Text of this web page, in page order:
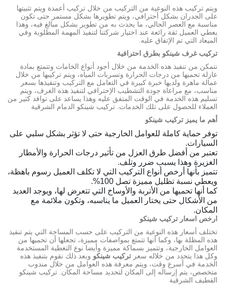
ويتم تركيب هذه النوعية من التركيب من خلال تركيب أعمدة ويتم تثبيتها
على الجدران بشكل أحترافي، ويتم تطويرها بشكل مستمر حتى تكون
مناسبة مع العصر الحالي، ما يحدث به من تطوير بشكل مبالغ فيه، وهذا
يعطي العميل ثقة رائعة عند اختيار شركتنا لتنفيذ المهمة المطلوبة وفي
الميعاد التي تم الإتفاق عليه.
تركيب غرف شينكو بطرق احترافية
نتمكن من تنفيذ هذه الخدمة من خلال أجود أنواع الخامات وتتمتع بمادة
عازلة تحميها من درجات الحرارة وتسربات المياه، ويتم تركيبها من خلال
عمالة ماهرة ولديها خبرة كبيرة في التعامل مع التركيب وتنفيذها بسعر
مناسب، مع مراعاة جودة التشطيب الإحترافي لتنفيذ هذه الغرف، ويتم
تسليم هذه الخدمة في الوقت المتفق عليه وهذا يساعد على توافد كثير من
العملاء للحصول على تلك الخدمات. تركيب شينكو الدمام الشرقية
أهم ما يميز تركيب شينكو
توفر حماية كاملة للعوامل الخارجية حتى لا تؤثر بشكل سلبي على
السيارات.
تعتبر من أفضل طرق العزل من تأثير درجات الحرارة والأمطار
الغزيرة وهذا يسبب ضرر وتلف.
تتميز بأنها أرخص أنواع التركيب التي لا تكلف العميل رسوم باهظة،
ويعطي نسبة تظليل مميزة تصل 100%.
كما أنها تحميها من الأتربة والأوساخ التي تتعرض لها، ويوجد العديد
من الأشكال حتى يختار العميل ما يناسبه، وتكون ملائمة مع
المكان.
ارخص اسعار تركيب شينكو
تختلف أسعار هذه النوعية من التركيب على حسب المساحة التي يتم تنفيذ
هذه المظلة بها، وكما أنها تتمتع بمواصفات مميزة، تجعلها أن تحميها من
العوامل الخارجية، وتتميز بسماكة مميزة وأيضا نوع التغطية المستخدمة
وكل هذا يتحدد من خلاله سعر تركيب شينكو وبعد ذلك نقوم بتنفيذ هذه
الخدمة في أسرع وقت، ويتم معرفة هذه العوامل من خلال مندوب
متخصص، يتم إرساله إلى المكان لتحديد مساحة المكان. تركيب شينكو
القطيف الشرقية